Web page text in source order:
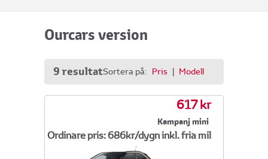
Ourcars version
9 resultatSortera på: Pris | Modell
617 kr
Kampanj mini
Ordinare pris: 686kr/dygn inkl. fria mil